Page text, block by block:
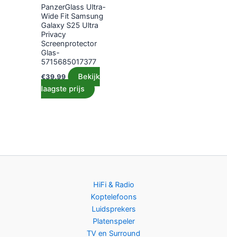
PanzerGlass Ultra-
Wide Fit Samsung
Galaxy S25 Ultra
Privacy
Screenprotector
Glas-
5715685017377
€39.99
Bekijk
laagste prijs
HiFi & Radio
Koptelefoons
Luidsprekers
Platenspeler
TV en Surround